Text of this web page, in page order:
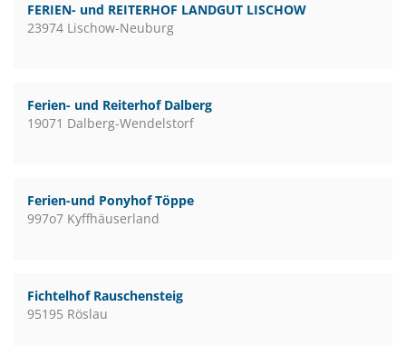
FERIEN- und REITERHOF LANDGUT LISCHOW
23974 Lischow-Neuburg
Ferien- und Reiterhof Dalberg
19071 Dalberg-Wendelstorf
Ferien-und Ponyhof Töppe
997o7 Kyffhäuserland
Fichtelhof Rauschensteig
95195 Röslau